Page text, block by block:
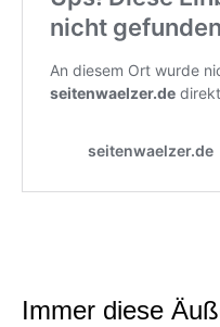
Immer diese